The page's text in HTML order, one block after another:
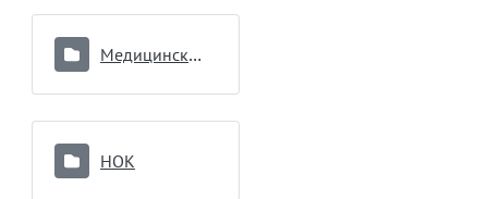
Медицинские работники
НОК